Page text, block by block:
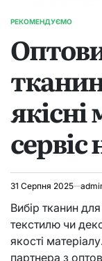
ОПУБЛІКУВАТИ
РЕКОМЕНДУЄМО
якісні
31 Серпня 2025
Вибір тканин
текстилю чи
якості
партнера з